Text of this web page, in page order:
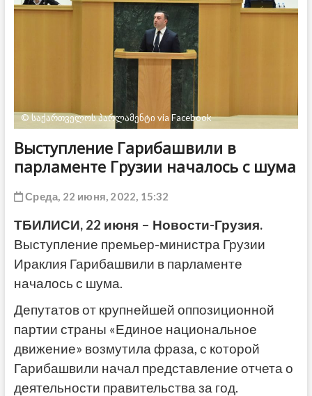
© საქართველოს პარლამენტი via Facebook
Выступление Гарибашвили в
парламенте Грузии началось с шума
Среда, 22 июня, 2022, 15:32
ТБИЛИСИ, 22 июня – Новости-Грузия.
Выступление премьер-министра Грузии
Ираклия Гарибашвили в парламенте
началось с шума.
Депутатов от крупнейшей оппозиционной
партии страны «Единое национальное
движение» возмутила фраза, с которой
Гарибашвили начал представление отчета о
деятельности правительства за год.